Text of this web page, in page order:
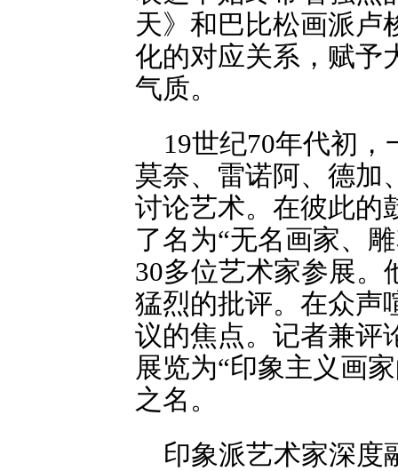
天》和巴比松画派卢
化的对应关系，赋予
气质。
19世纪70年代初
莫奈、雷诺阿、德加
讨论艺术。在彼此的
了名为“无名画家、
30多位艺术家参展。
猛烈的批评。在众声
议的焦点。记者兼评
展览为“印象主义画
之名。
印象派艺术家深度